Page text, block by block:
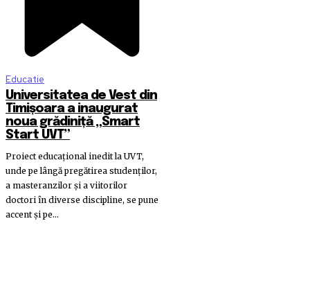
Educatie
Universitatea de Vest din
Timișoara a inaugurat
noua grădiniță „Smart
Start UVT”
Proiect educațional inedit la UVT,
unde pe lângă pregătirea studenților,
a masteranzilor și a viitorilor
doctori în diverse discipline, se pune
accent și pe...